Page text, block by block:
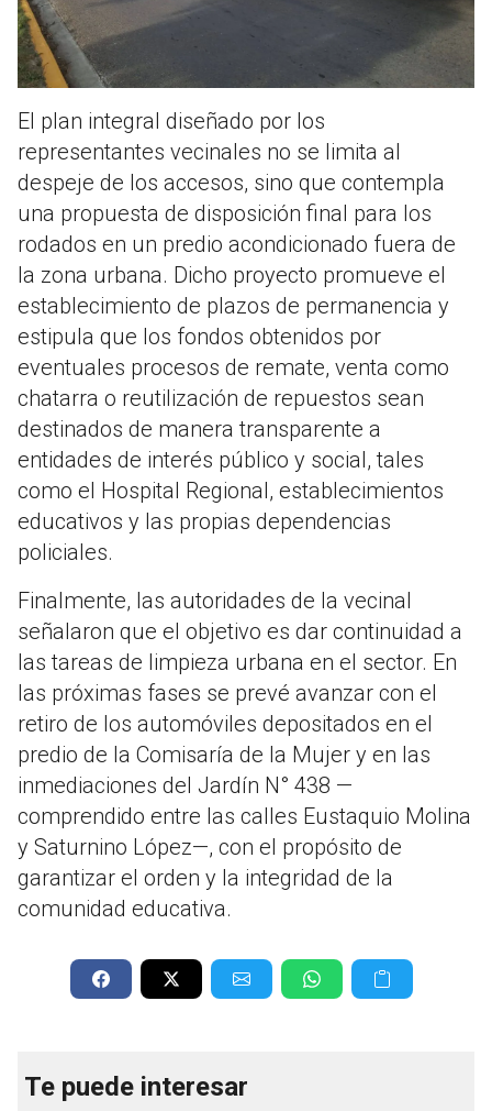
El plan integral diseñado por los
representantes vecinales no se limita al
despeje de los accesos, sino que contempla
una propuesta de disposición final para los
rodados en un predio acondicionado fuera de
la zona urbana. Dicho proyecto promueve el
establecimiento de plazos de permanencia y
estipula que los fondos obtenidos por
eventuales procesos de remate, venta como
chatarra o reutilización de repuestos sean
destinados de manera transparente a
entidades de interés público y social, tales
como el Hospital Regional, establecimientos
educativos y las propias dependencias
policiales.
Finalmente, las autoridades de la vecinal
señalaron que el objetivo es dar continuidad a
las tareas de limpieza urbana en el sector. En
las próximas fases se prevé avanzar con el
retiro de los automóviles depositados en el
predio de la Comisaría de la Mujer y en las
inmediaciones del Jardín N° 438 —
comprendido entre las calles Eustaquio Molina
y Saturnino López—, con el propósito de
garantizar el orden y la integridad de la
comunidad educativa.
Te puede interesar